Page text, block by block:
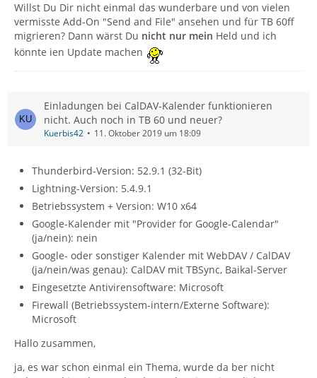
Willst Du Dir nicht einmal das wunderbare und von vielen
vermisste Add-On "Send and File" ansehen und für TB 60ff
migrieren? Dann wärst Du nicht nur mein Held und ich
könnte ien Update machen
Einladungen bei CalDAV-Kalender funktionieren
nicht. Auch noch in TB 60 und neuer?
Kuerbis42 11. Oktober 2019 um 18:09
Thunderbird-Version: 52.9.1 (32-Bit)
Lightning-Version: 5.4.9.1
Betriebssystem + Version: W10 x64
Google-Kalender mit "Provider for Google-Calendar"
(ja/nein): nein
Google- oder sonstiger Kalender mit WebDAV / CalDAV
(ja/nein/was genau): CalDAV mit TBSync, Baikal-Server
Eingesetzte Antivirensoftware: Microsoft
Firewall (Betriebssystem-intern/Externe Software):
Microsoft
Hallo zusammen,
ja, es war schon einmal ein Thema, wurde da ber nicht